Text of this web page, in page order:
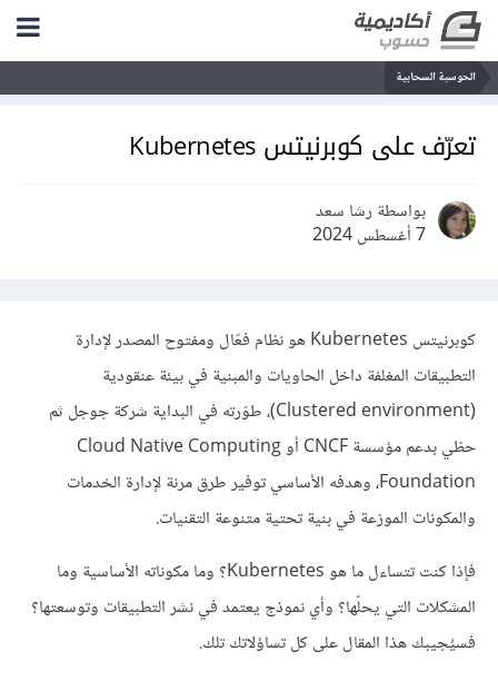
الحوسبة السحابية
تعرّف على كوبرنيتس Kubernetes
بواسطة رشا سعد
7 أغسطس 2024
كوبرنيتس Kubernetes هو نظام فعّال ومفتوح المصدر لإدارة
التطبيقات المغلفة داخل الحاويات والمبنية في بيئة عنقودية
(Clustered environment)، طوّرته في البداية شركة جوجل ثم
حظي بدعم مؤسسة CNCF أو Cloud Native Computing
Foundation، وهدفه الأساسي توفير طرق مرنة لإدارة الخدمات
والمكونات الموزعة في بنية تحتية متنوعة التقنيات.
فإذا كنت تتساءل ما هو Kubernetes؟ وما مكوناته الأساسية وما
المشكلات التي يحلّها؟ وأي نموذج يعتمد في نشر التطبيقات وتوسعتها؟
فسيُجيبك هذا المقال على كل تساؤلاتك تلك.